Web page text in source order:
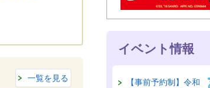
一覧を見る
イベント情報
【事前予約制】令和